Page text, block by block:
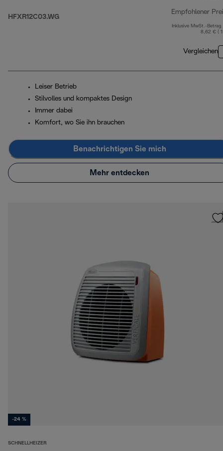
HFXR12C03.WG
Empfohlener
Inklusive MwSt.-Betrag
8,62 € (
Vergleichen
Leiser Betrieb
Stilvolles und kompaktes Design
Immer dabei
Komfort, wo Sie ihn brauchen
Benachrichtigen Sie mich
Mehr entdecken
-24 %
SCHNELLHEIZER